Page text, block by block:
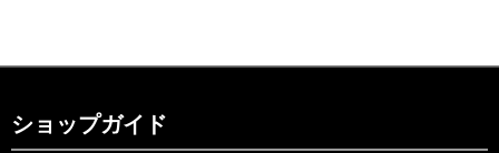
ショップガイド